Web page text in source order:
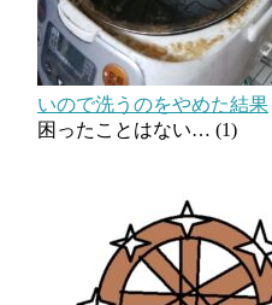
いので洗うのをやめた結果
困ったことはない… (1)